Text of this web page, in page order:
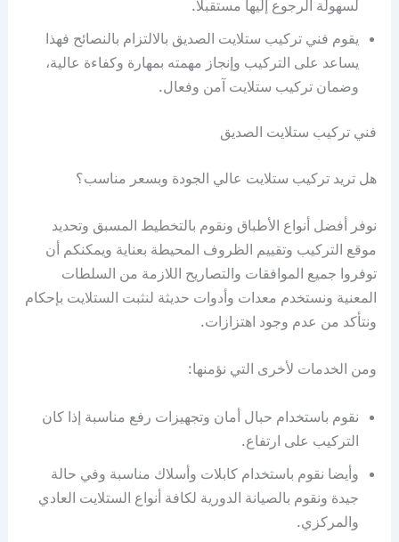
لسهولة الرجوع إليها مستقبلا.
يقوم فني تركيب ستلايت الصديق بالالتزام بالنصائح فهذا
يساعد على التركيب وإنجاز مهمته بمهارة وكفاءة عالية،
وضمان تركيب ستلايت آمن وفعال.
فني تركيب ستلايت الصديق
هل تريد تركيب ستلايت عالي الجودة وبسعر مناسب؟
نوفر أفضل أنواع الأطباق ونقوم بالتخطيط المسبق وتحديد
موقع التركيب وتقييم الظروف المحيطة بعناية ويمكنكم أن
توفروا جميع الموافقات والتصاريح اللازمة من السلطات
المعنية ونستخدم معدات وأدوات حديثة لنثبت الستلايت بإحكام
ونتأكد من عدم وجود اهتزازات.
ومن الخدمات لأخرى التي نؤمنها:
نقوم باستخدام حبال أمان وتجهيزات رفع مناسبة إذا كان
التركيب على ارتفاع.
وأيضا نقوم باستخدام كابلات وأسلاك مناسبة وفي حالة
جيدة ونقوم بالصيانة الدورية لكافة أنواع الستلايت العادي
والمركزي.